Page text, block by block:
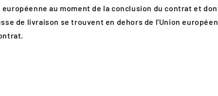
européenne au moment de la conclusion du contrat et
de livraison se trouvent en dehors de l'Union